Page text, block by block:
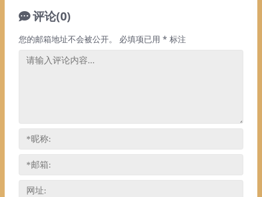
评论(0)
您的邮箱地址不会被公开。 必填项已用 * 标注